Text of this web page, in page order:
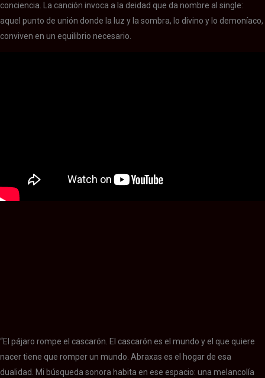
conciencia. La canción invoca a la deidad que da nombre al single:
aquel punto de unión donde la luz y la sombra, lo divino y lo demoníaco,
conviven en un equilibrio necesario.
“El pájaro rompe el cascarón. El cascarón es el mundo y el que quiere
nacer tiene que romper un mundo. Abraxas es el hogar de esa
dualidad. Mi búsqueda sonora habita en ese espacio: una melancolía